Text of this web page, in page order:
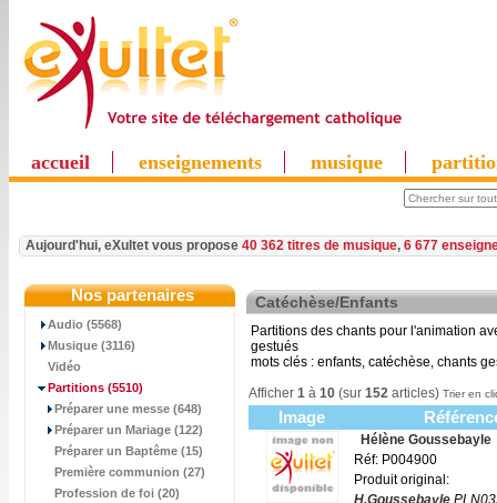
accueil enseignements musique
Aujourd'hui, eXultet vous propose 40 362 titres de musique, 6 677
Nos partenaires
Audio (5568)
Musique (3116)
Vidéo
Partitions (5510)
Préparer une messe (648)
Préparer un Mariage (122)
Préparer un Baptême (15)
Première communion (27)
Profession de foi (20)
Catéchèse/Enfants
Partitions des chants pour l'animation
gestués
mots clés : enfants, catéchèse, chants
Afficher 1 à 10 (sur 152 articles) Trier en
Image
Hélène Goussebayle
Réf: P004900
Produit original:
H.Goussebayle